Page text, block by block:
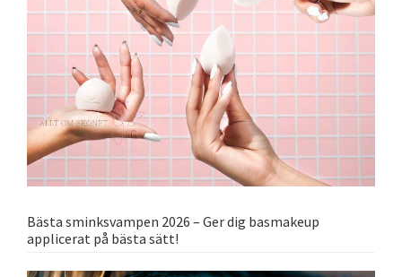
Bästa sminksvampen 2026 – Ger dig basmakeup
applicerat på bästa sätt!